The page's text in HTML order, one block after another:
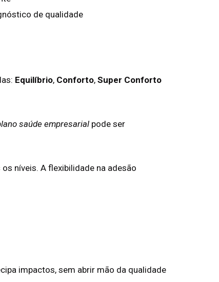
de qualidade
Equilíbrio, Conforto, Super Conforto
saúde empresarial pode ser
níveis. A flexibilidade na adesão
impactos, sem abrir mão da qualidade